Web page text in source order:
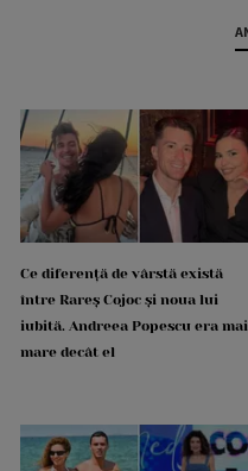
Ce diferență de vârstă există
între Rareș Cojoc și noua lui
iubită. Andreea Popescu era mai
mare decât el